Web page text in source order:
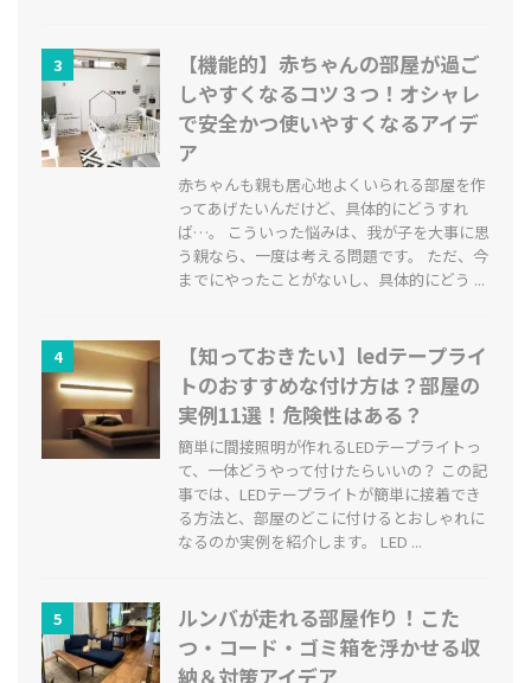
3
【機能的】赤ちゃんの部屋が過ご
しやすくなるコツ３つ！オシャレ
で安全かつ使いやすくなるアイデ
ア
赤ちゃんも親も居心地よくいられる部屋を作
ってあげたいんだけど、具体的にどうすれ
ば…。 こういった悩みは、我が子を大事に思
う親なら、一度は考える問題です。 ただ、今
までにやったことがないし、具体的にどう ...
4
【知っておきたい】ledテープライ
トのおすすめな付け方は？部屋の
実例11選！危険性はある？
簡単に間接照明が作れるLEDテープライトっ
て、一体どうやって付けたらいいの？ この記
事では、LEDテープライトが簡単に接着でき
る方法と、部屋のどこに付けるとおしゃれに
なるのか実例を紹介します。 LED ...
5
ルンバが走れる部屋作り！こた
つ・コード・ゴミ箱を浮かせる収
納＆対策アイデア